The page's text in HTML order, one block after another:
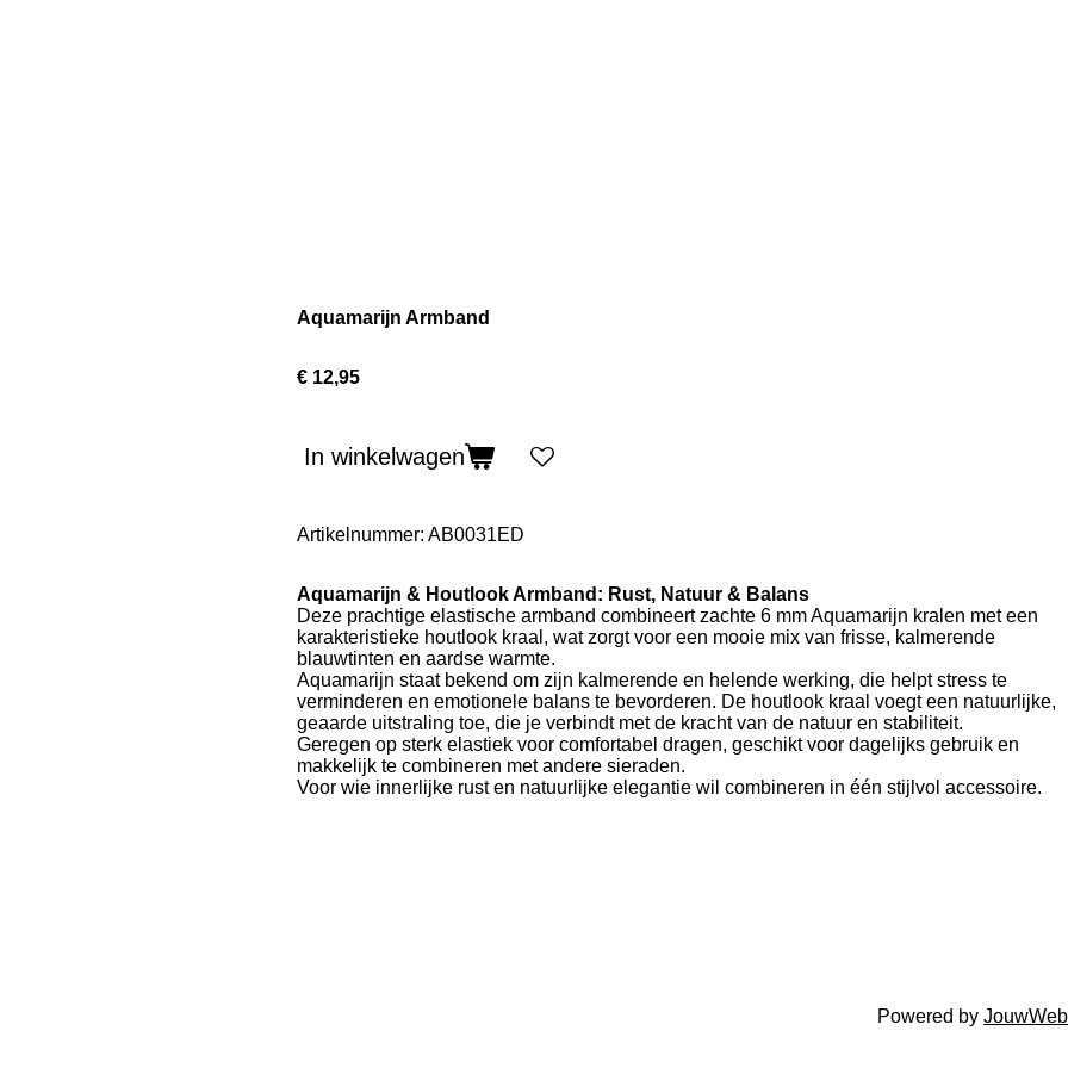
Aquamarijn Armband
€ 12,95
In winkelwagen
Artikelnummer: AB0031ED
Aquamarijn & Houtlook Armband: Rust, Natuur & Balans
Deze prachtige elastische armband combineert zachte 6 mm Aquamarijn kralen met een
karakteristieke houtlook kraal, wat zorgt voor een mooie mix van frisse, kalmerende
blauwtinten en aardse warmte.
Aquamarijn staat bekend om zijn kalmerende en helende werking, die helpt stress te
verminderen en emotionele balans te bevorderen. De houtlook kraal voegt een natuurlijke,
geaarde uitstraling toe, die je verbindt met de kracht van de natuur en stabiliteit.
Geregen op sterk elastiek voor comfortabel dragen, geschikt voor dagelijks gebruik en
makkelijk te combineren met andere sieraden.
Voor wie innerlijke rust en natuurlijke elegantie wil combineren in één stijlvol accessoire.
Powered by JouwWeb